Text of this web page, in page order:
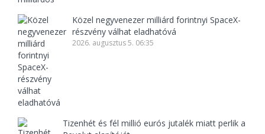
Közel negyvenezer milliárd forintnyi SpaceX-
részvény válhat eladhatóvá
2026. augusztus 5. 06:35
Tizenhét és fél millió eurós jutalék miatt perlik a